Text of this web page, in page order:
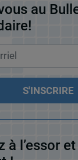
au
à l’essor